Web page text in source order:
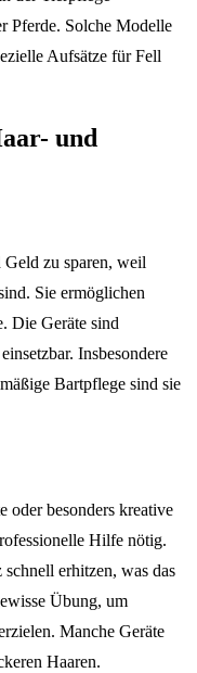
Pferde. Solche Modelle
Aufsätze für Fell
und
zu sparen, weil
Sie ermöglichen
Die Geräte sind
Insbesondere
Bartpflege sind sie
oder besonders kreative
Hilfe nötig.
erhitzen, was das
Übung, um
Manche Geräte
Haaren.